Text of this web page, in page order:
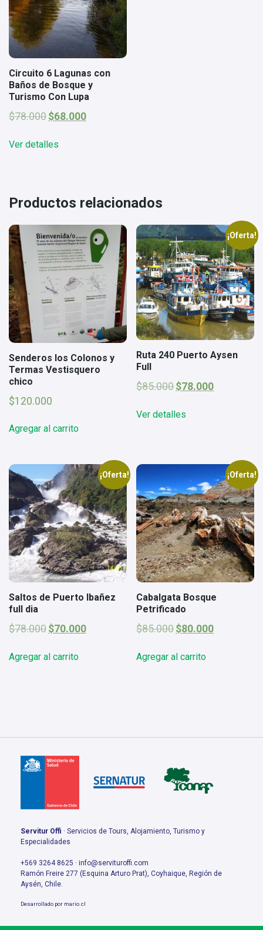
Circuito 6 Lagunas con
Baños de Bosque y
Turismo Con Lupa
$78.000 El
era:
$68.000El
Ver detalles
Productos relacionados
Senderos los Colonos y
Termas Vestisquero
chico
$120.000
Agregar al carrito
¡Oferta!
Ruta 240 Puerto Aysen
Full
$85.000 El
era:
$78.000El
Ver detalles
¡Oferta!
Saltos de Puerto Ibañez
full dia
$78.000 El
era:
$70.000El
Agregar al carrito
¡Oferta!
Cabalgata Bosque
Petrificado
$85.000 El
era:
$80.000El
Agregar al carrito
Servitur Offi · Servicios de Tours, Alojamiento, Turismo y
Especialidades
+569 3264 8625 · info@servituroffi.com
Ramón Freire 277 (Esquina Arturo Prat), Coyhaique, Región de
Aysén, Chile.
Desarrollado por mario.cl